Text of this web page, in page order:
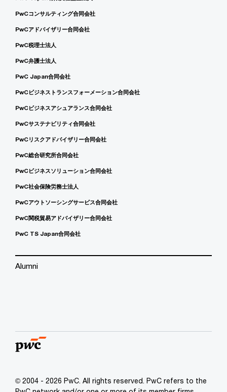
PwCコンサルティング合同会社
PwCアドバイザリー合同会社
PwC税理士法人
PwC弁護士法人
PwC Japan合同会社
PwCビジネストランスフォーメーション合同会社
PwCビジネスアシュアランス合同会社
PwCサステナビリティ合同会社
PwCリスクアドバイザリー合同会社
PwC総合研究所合同会社
PwCビジネスソリューション合同会社
PwC社会保険労務士法人
PwCアウトソーシングサービス合同会社
PwC関税貿易アドバイザリー合同会社
PwC TS Japan合同会社
Alumni
© 2004 - 2026 PwC. All rights reserved. PwC refers to the